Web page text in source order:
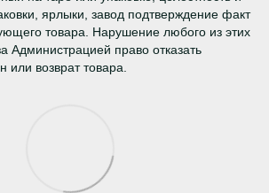
ярлыки, завод подтверждение факт
товара. Нарушение любого из этих
Администрацией право отказать
возврат товара.